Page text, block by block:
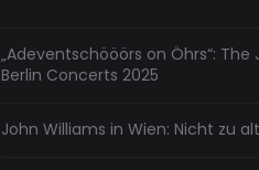
„Adeventschööörs on Öhrs“: The
Berlin Concerts 2025
John Williams in Wien: Nicht zu